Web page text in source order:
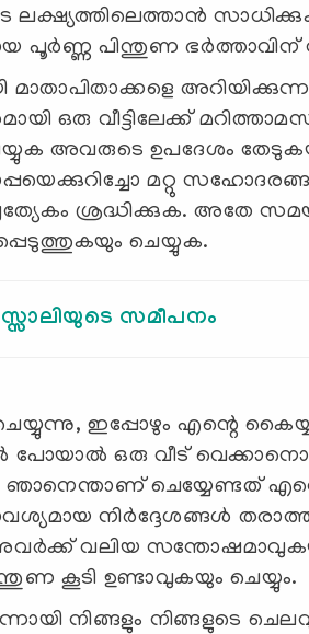
ലക്ഷ്യത്തിലെത്താൻ
പൂർണ്ണ പിന്തുണ
മാതാപിതാക്കളെ
ഒരു വീട്ടിലേക്ക്
അവരുടെ ഉപദേശം
മറ്റു
ശ്രദ്ധിക്കുക. അതേ
ചെയ്യുക.
സമീപനം
ഇപ്പോഴും എന്റെ
പോയാല്‍ ഒരു വീട്
ചെയ്യേണ്ടത്
നിര്‍ദ്ദേശങ്ങള്‍
അവര്‍ക്ക് വലിയ
കൂടി ഉണ്ടാവുകയും ചെയ്യും.
നിങ്ങളും നിങ്ങളുടെ